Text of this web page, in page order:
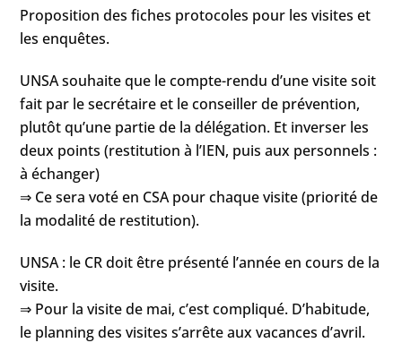
Proposition des fiches protocoles pour les visites et
les enquêtes.
UNSA souhaite que le compte-rendu d’une visite soit
fait par le secrétaire et le conseiller de prévention,
plutôt qu’une partie de la délégation. Et inverser les
deux points (restitution à l’IEN, puis aux personnels :
à échanger)
⇒ Ce sera voté en CSA pour chaque visite (priorité de
la modalité de restitution).
UNSA : le CR doit être présenté l’année en cours de la
visite.
⇒ Pour la visite de mai, c’est compliqué. D’habitude,
le planning des visites s’arrête aux vacances d’avril.